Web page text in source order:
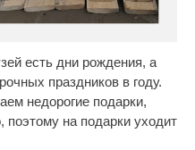
есть дни рождения, а
праздников в году.
недорогие подарки,
поэтому на подарки уходит